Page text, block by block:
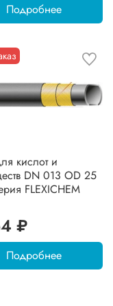
Подробнее
кислот и
DN 013 OD 25
FLEXICHEM
₽
Подробнее